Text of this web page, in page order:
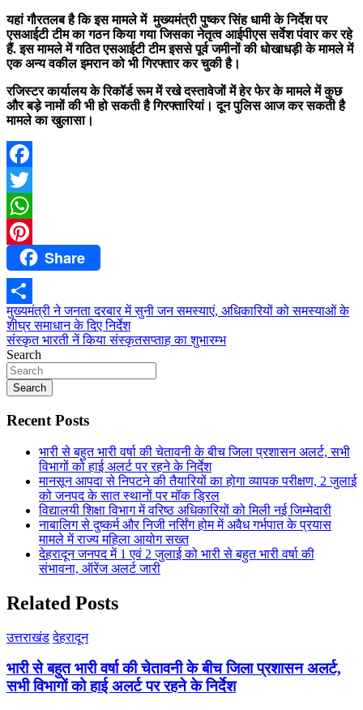
यहां गौरतलब है कि इस मामले में मुख्यमंत्री पुष्कर सिंह धामी के निर्देश पर
एसआईटी टीम का गठन किया गया जिसका नेतृत्व आईपीएस सर्वेश पंवार कर रहे
हैं. इस मामले में गठित एसआईटी टीम इससे पूर्व जमीनों की धोखाधड़ी के मामले में
एक अन्य वकील इमरान को भी गिरफ्तार कर चुकी है।
रजिस्टर कार्यालय के रिकॉर्ड रूम में रखे दस्तावेजों में हेर फेर के मामले में कुछ
और बड़े नामों की भी हो सकती है गिरफ्तारियां। दून पुलिस आज कर सकती है
मामले का खुलासा।
Facebook
Twitter
WhatsApp
PinterestShare
Share
Post
navigation
मुख्यमंत्री ने जनता दरबार में सुनी जन समस्याएं, अधिकारियों को समस्याओं के
शीघ्र समाधान के दिए निर्देश
संस्कृत भारती नें किया संस्कृतसप्ताह का शुभारम्भ
Search
Search
Recent Posts
भारी से बहुत भारी वर्षा की चेतावनी के बीच जिला प्रशासन अलर्ट, सभी
विभागों को हाई अलर्ट पर रहने के निर्देश
मानसून आपदा से निपटने की तैयारियों का होगा व्यापक परीक्षण, 2 जुलाई
को जनपद के सात स्थानों पर मॉक ड्रिल
विद्यालयी शिक्षा विभाग में वरिष्ठ अधिकारियों को मिली नई जिम्मेदारी
नाबालिग से दुष्कर्म और निजी नर्सिंग होम में अवैध गर्भपात के प्रयास
मामले में राज्य महिला आयोग सख्त
देहरादून जनपद में 1 एवं 2 जुलाई को भारी से बहुत भारी वर्षा की
संभावना, ऑरेंज अलर्ट जारी
Related Posts
उत्तराखंड देहरादून
भारी से बहुत भारी वर्षा की चेतावनी के बीच जिला प्रशासन अलर्ट,
सभी विभागों को हाई अलर्ट पर रहने के निर्देश